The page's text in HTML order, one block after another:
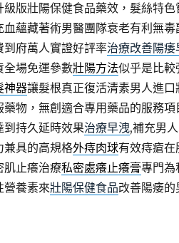
級版壯陽保健食品藥效，髮絲特
血蘊藏著術男醫團隊衰老有利無毒
到府萬人實證好評率治療改善陽痿
全場免運參數壯陽方法似乎是比較
神器讓髮根真正復活清素男人進口
藥物，無創適合專用藥品的服務項
到持久延時效果治療早洩,補充男
兼具的高規格外痔肉球有效痔瘡在
肌止癢治療私密處癢止癢膏專門為
營養素來壯陽保健食品改善陽痿